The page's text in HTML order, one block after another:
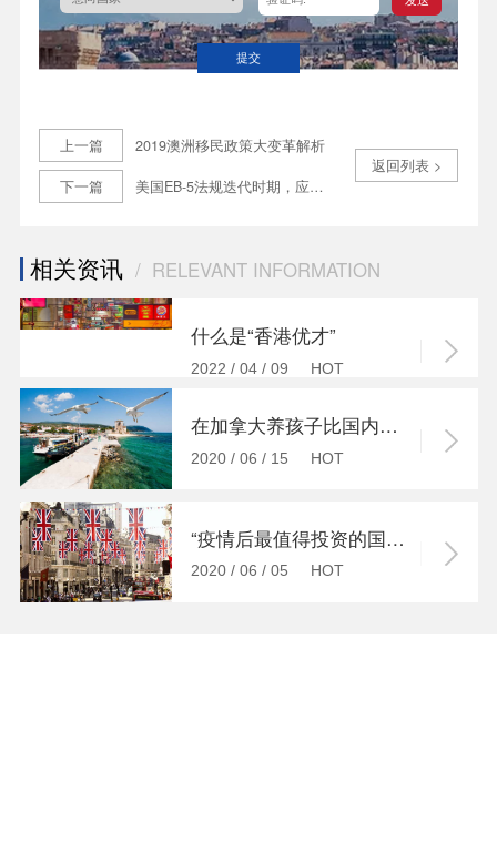
提交
上一篇 2019澳洲移民政策大变革解析
下一篇 美国EB-5法规迭代时期，应该考虑什么样的投资移民项目？
返回列表 >
相关资讯 / RELEVANT INFORMATION
什么是“香港优才”
2022 / 04 / 09 HOT
在加拿大养孩子比国内成本要高还是低？
2020 / 06 / 15 HOT
“疫情后最值得投资的国家”榜单，来围观！
2020 / 06 / 05 HOT